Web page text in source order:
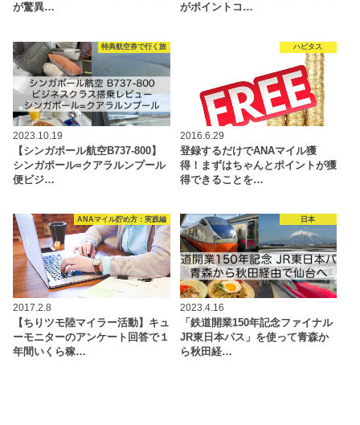
が驚異…
がポイントコ…
特典航空券で行く旅
2023.10.19
【シンガポール航空B737-800】
シンガポール=クアラルンプール
便ビジ…
ハピタス
2016.6.29
登録するだけでANAマイル獲
得！まずはちゃんとポイントが獲
得できることを…
ANAマイル貯め方：実践編
2017.2.8
【ちりツモ陸マイラー活動】キュ
ーモニターのアンケート回答で１
年間いくら稼…
日本
2023.4.16
「鉄道開業150年記念ファイナル
JR東日本パス」を使って青森か
ら秋田経…